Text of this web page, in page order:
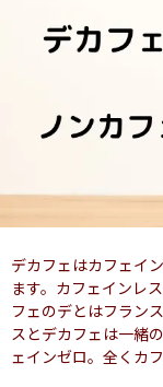
デカフェはカフェイ
ます。カフェインレ
フェのデとはフラン
スとデカフェは一緒
ェインゼロ。全くカ